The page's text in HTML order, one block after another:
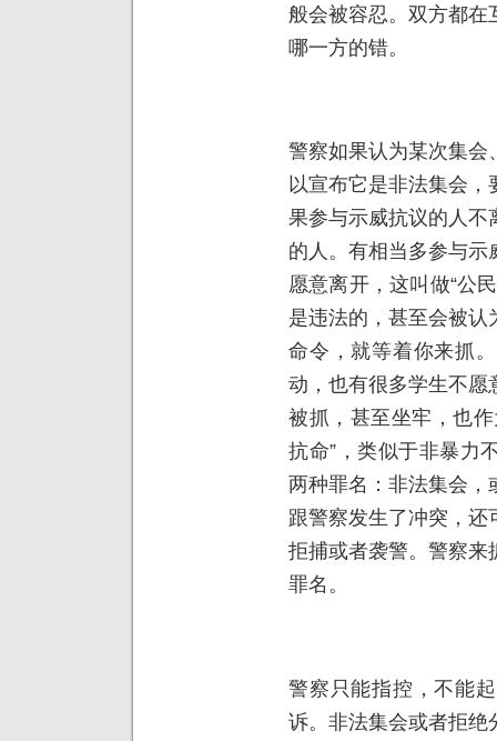
般会被容忍。双方都在
哪一方的错。
警察如果认为某次集会
以宣布它是非法集会
果参与示威抗议的人不
的人。有相当多参与
愿意离开，这叫做“公
是违法的，甚至会被
命令，就等着你来抓
动，也有很多学生不愿
被抓，甚至坐牢，也
抗命”，类似于非暴力
两种罪名：非法集会，
跟警察发生了冲突，
拒捕或者袭警。警察来
罪名。
警察只能指控，不能
诉。非法集会或者拒绝